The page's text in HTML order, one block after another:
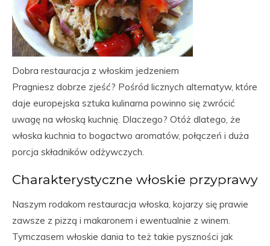
Dobra restauracja z włoskim jedzeniem
Pragniesz dobrze zjeść? Pośród licznych alternatyw, które
daje europejska sztuka kulinarna powinno się zwrócić
uwagę na włoską kuchnię. Dlaczego? Otóż dlatego, że
włoska kuchnia to bogactwo aromatów, połączeń i duża
porcja składników odżywczych.
Charakterystyczne włoskie przyprawy
Naszym rodakom restauracja włoska, kojarzy się prawie
zawsze z pizzą i makaronem i ewentualnie z winem.
Tymczasem włoskie dania to też takie pyszności jak